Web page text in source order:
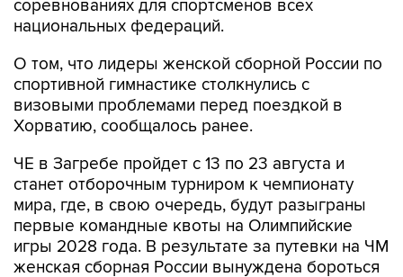
О том, что лидеры женской сборной России по
визовыми проблемами перед поездкой в
Хорватию, сообщалось ранее.
ЧЕ в Загребе пройдет с 13 по 23 августа и
мира, где, в свою очередь, будут разыграны
первые командные квоты на Олимпийские
игры 2028 года. В результате за путевки на ЧМ
женская сборная России вынуждена бороться
резервным составом.